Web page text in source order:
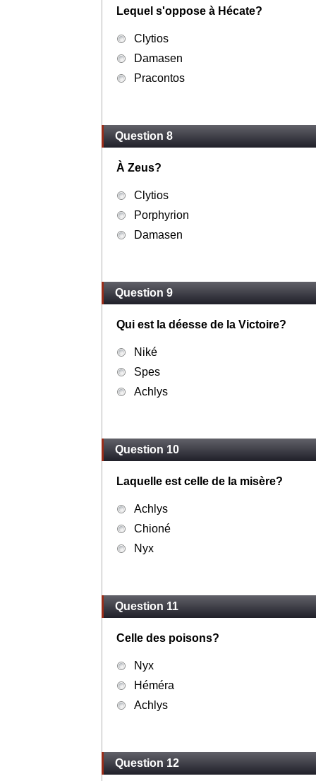
Lequel s'oppose à Hécate?
Clytios
Damasen
Pracontos
Question 8
À Zeus?
Clytios
Porphyrion
Damasen
Question 9
Qui est la déesse de la Victoire?
Niké
Spes
Achlys
Question 10
Laquelle est celle de la misère?
Achlys
Chioné
Nyx
Question 11
Celle des poisons?
Nyx
Héméra
Achlys
Question 12